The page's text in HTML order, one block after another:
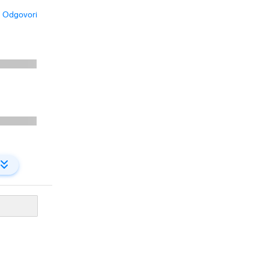
Odgovori